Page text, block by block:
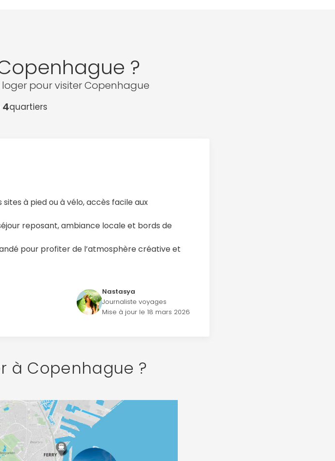
?
pour visiter Copenhague
4quartiers
à pied ou à vélo, accès facile aux
reposant, ambiance locale et bords de
pour profiter de l’atmosphère créative et
Nastasya
Journaliste voyages
Mise à jour le 18 mars 2026
à Copenhague ?